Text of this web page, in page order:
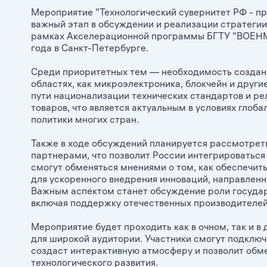
Мероприятие "Технологический сувернитет РФ -
важный этап в обсуждении и реализации
рамках Акселерационной программы БГТУ
года в Санкт-Петербурге.
Среди приоритетных тем — необходимость
областях, как микроэлектроника, блокчейн и
пути национализации технических стандартов и
товаров, что является актуальным в условиях
политики многих стран.
Также в ходе обсуждений планируется
партнерами, что позволит России
смогут обменяться мнениями о том, как
для ускоренного внедрения инноваций,
Важным аспектом станет обсуждение роли
включая поддержку отечественных
Мероприятие будет проходить как в очном, так и
для широкой аудитории. Участники смогут
создаст интерактивную атмосферу и позволит
технологического развития.